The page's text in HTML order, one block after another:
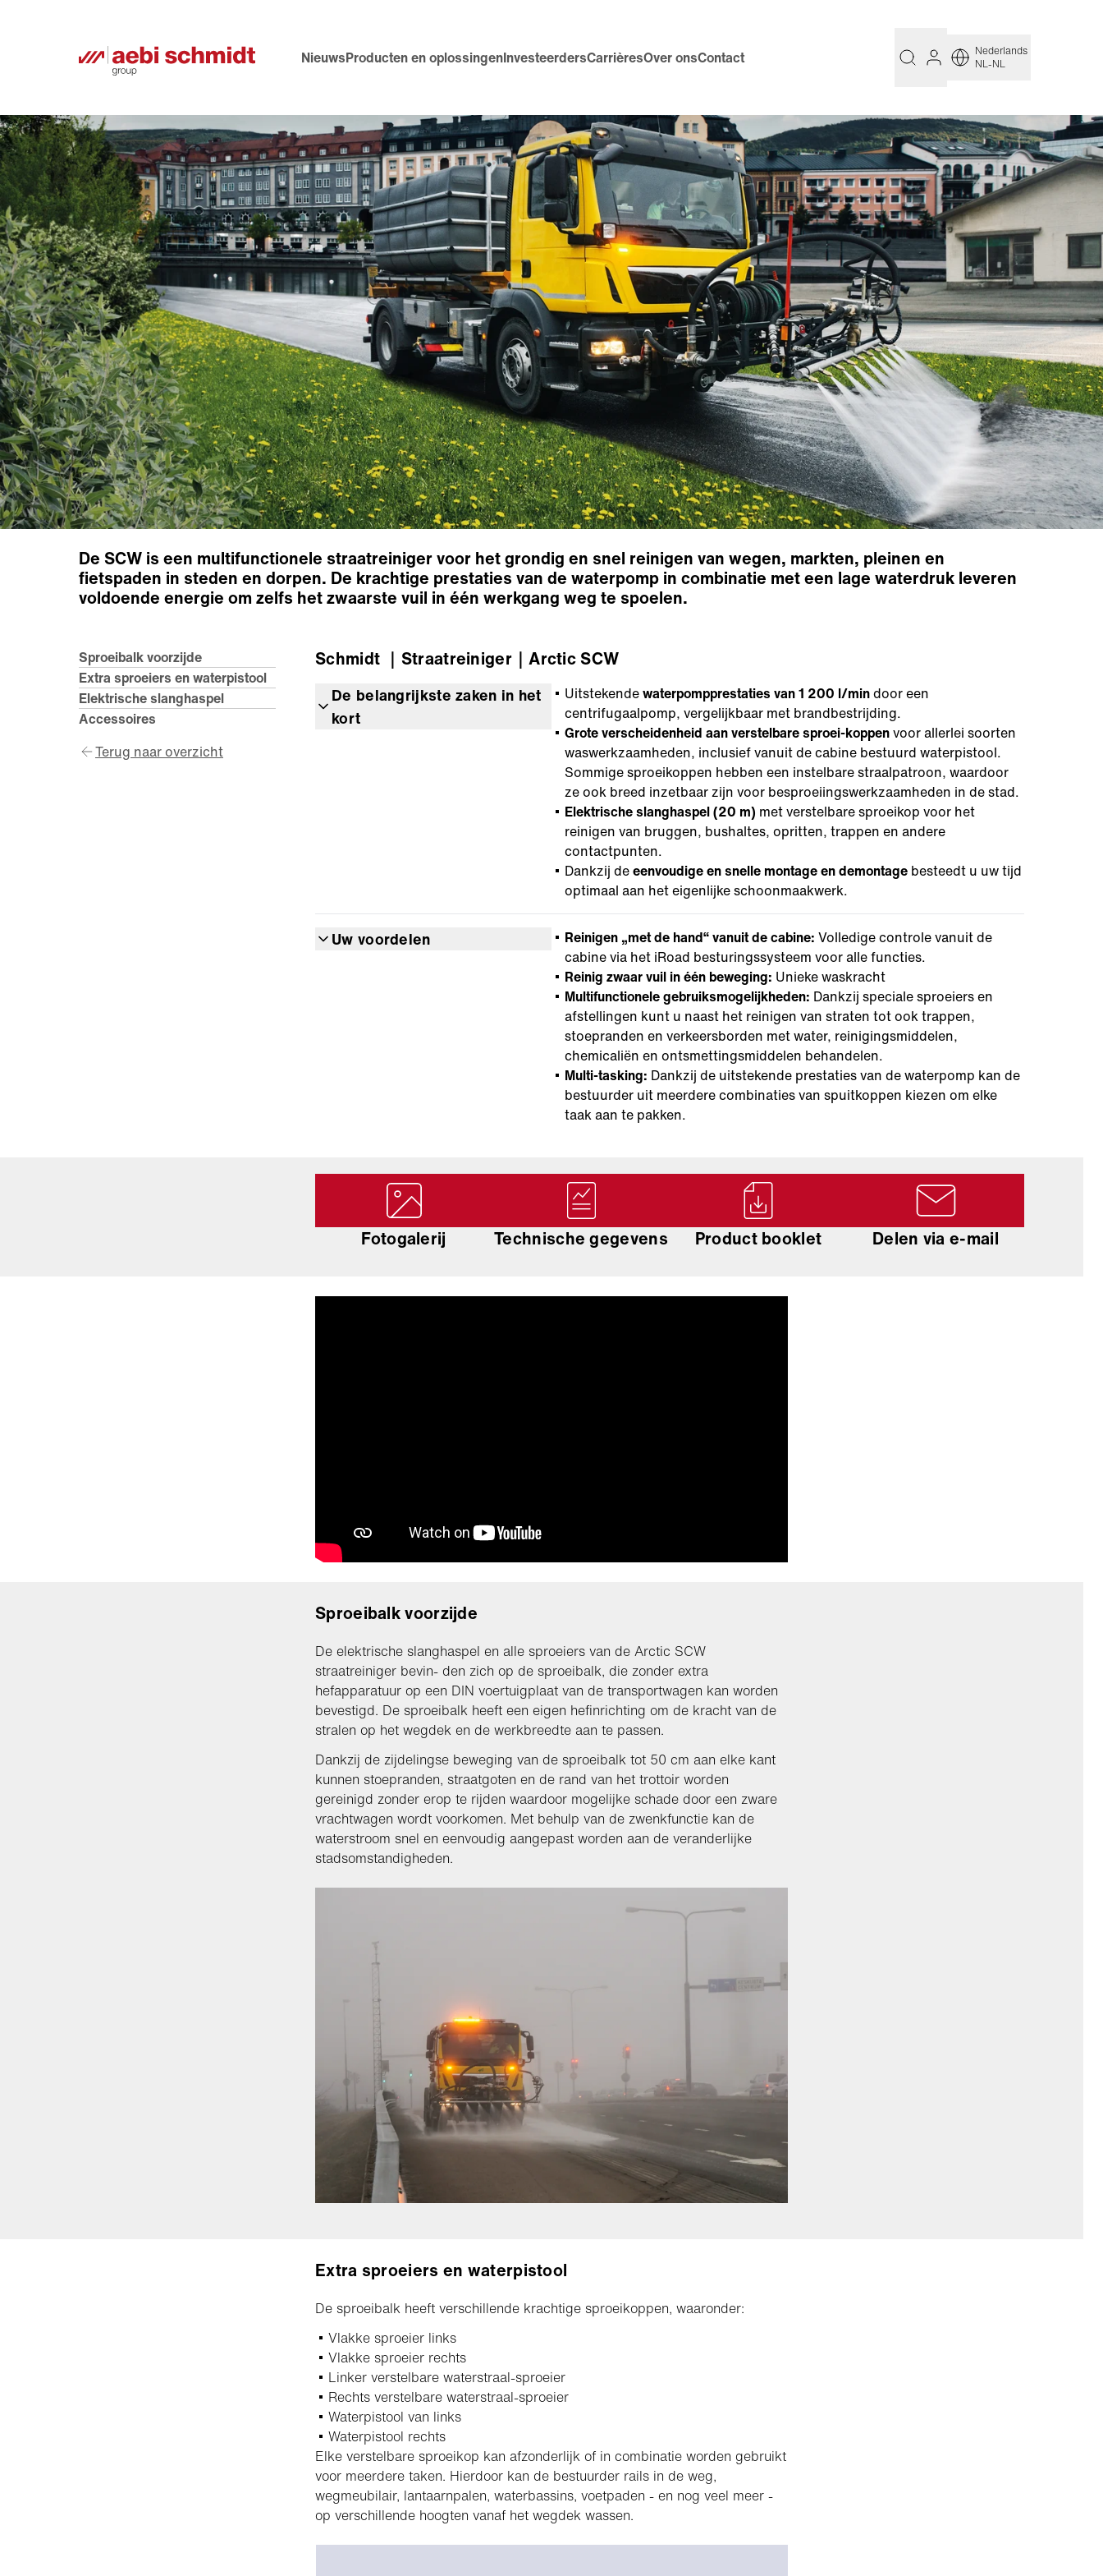
NieuwsProducten en oplossingenInvesteerdersCarrièresOver onsContact
Nederlands
NL-NL
De SCW is een multifunctionele straatreiniger voor het grondig en snel reinigen van wegen, markten, pleinen en
fietspaden in steden en dorpen. De krachtige prestaties van de waterpomp in combinatie met een lage waterdruk leveren
voldoende energie om zelfs het zwaarste vuil in één werkgang weg te spoelen.
Sproeibalk voorzijde
Extra sproeiers en waterpistool
Elektrische slanghaspel
Accessoires
Terug naar overzicht
Schmidt ｜Straatreiniger｜Arctic SCW
De belangrijkste zaken in het
kort
Uitstekendewaterpompprestaties van 1 200 l/mindoor een
centrifugaalpomp, vergelijkbaar met brandbestrijding.
Grote verscheidenheid aan verstelbare sproei-koppenvoor allerlei soorten
waswerkzaamheden, inclusief vanuit de cabine bestuurd waterpistool.
Sommige sproeikoppen hebben een instelbare straalpatroon, waardoor
ze ook breed inzetbaar zijn voor besproeiingswerkzaamheden in de stad.
Elektrische slanghaspel (20 m) met verstelbare sproeikop voor het
reinigen van bruggen, bushaltes, opritten, trappen en andere
contactpunten.
Dankzij deeenvoudige en snelle montage en demontage besteedt u uw tijd
optimaal aan het eigenlijke schoonmaakwerk.
Uw voordelen Reinigen „met de hand“ vanuit de cabine: Volledige controle vanuit de
cabine via het iRoad besturingssysteem voor alle functies.
Reinig zwaarvuil inéén beweging: Unieke waskracht
Multifunctionele gebruiksmogelijkheden: Dankzij speciale sproeiers en
afstellingen kunt u naast het reinigen van straten tot ook trappen,
stoepranden en verkeersborden met water, reinigingsmiddelen,
chemicaliën en ontsmettingsmiddelen behandelen.
Multi-tasking: Dankzij de uitstekende prestaties van de waterpomp kan de
bestuurder uit meerdere combinaties van spuitkoppen kiezen om elke
taak aan te pakken.
Fotogalerij Technische gegevens Product booklet Delen via e-mail
Sproeibalk voorzijde
De elektrische slanghaspel en alle sproeiers van de Arctic SCW
straatreiniger bevin- den zich op de sproeibalk, die zonder extra
hefapparatuur op een DIN voertuigplaat van de transportwagen kan worden
bevestigd. De sproeibalk heeft een eigen hefinrichting om de kracht van de
stralen op het wegdek en de werkbreedte aan te passen.
Dankzij de zijdelingse beweging van de sproeibalk tot 50 cm aan elke kant
kunnen stoepranden, straatgoten en de rand van het trottoir worden
gereinigd zonder erop te rijden waardoor mogelijke schade door een zware
vrachtwagen wordt voorkomen. Met behulp van de zwenkfunctie kan de
waterstroom snel en eenvoudig aangepast worden aan de veranderlijke
stadsomstandigheden.
Extra sproeiers en waterpistool
De sproeibalk heeft verschillende krachtige sproeikoppen, waaronder:
Vlakke sproeier links
Vlakke sproeier rechts
Linker verstelbare waterstraal-sproeier
Rechts verstelbare waterstraal-sproeier
Waterpistool van links
Waterpistool rechts
Elke verstelbare sproeikop kan afzonderlijk of in combinatie worden gebruikt
voor meerdere taken. Hierdoor kan de bestuurder rails in de weg,
wegmeubilair, lantaarnpalen, waterbassins, voetpaden - en nog veel meer -
op verschillende hoogten vanaf het wegdek wassen.